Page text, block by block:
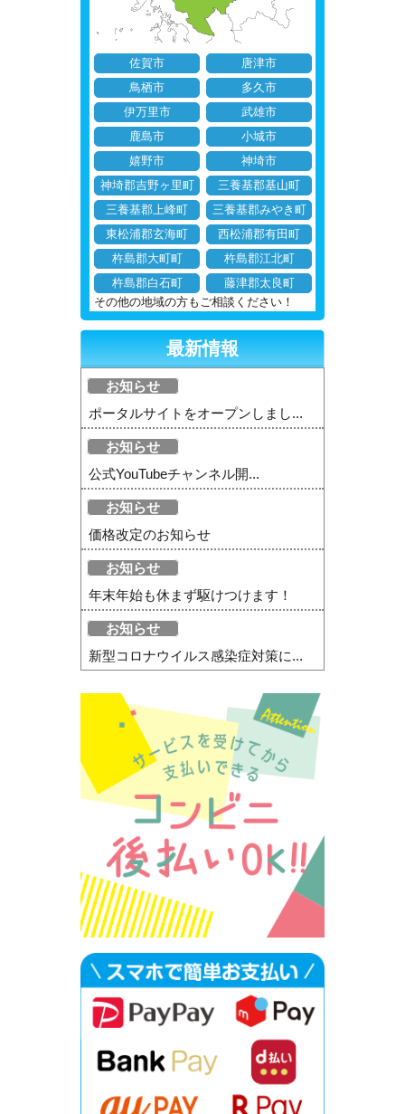
佐賀市
唐津市
鳥栖市
多久市
伊万里市
武雄市
鹿島市
小城市
嬉野市
神埼市
神埼郡吉野ヶ里町
三養基郡基山町
三養基郡上峰町
三養基郡みやき町
東松浦郡玄海町
西松浦郡有田町
杵島郡大町町
杵島郡江北町
杵島郡白石町
藤津郡太良町
その他の地域の方もご相談ください！
最新情報
お知らせ
ポータルサイトをオープンしまし...
お知らせ
公式YouTubeチャンネル開...
お知らせ
価格改定のお知らせ
お知らせ
年末年始も休まず駆けつけます！
お知らせ
新型コロナウイルス感染症対策に...